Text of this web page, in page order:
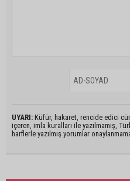
UYARI: Küfür, hakaret, rencide edici
içeren, imla kuralları ile yazılmamış,
harflerle yazılmış yorumlar